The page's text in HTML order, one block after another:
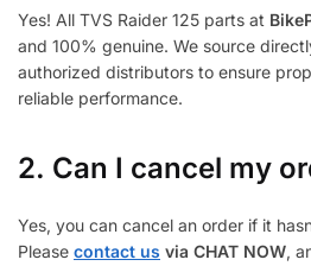
Yes! All TVS Raider 125 parts at
and 100% genuine. We source
authorized distributors to ensure
reliable performance.
2. Can I cancel my
Yes, you can cancel an order if it
Please contact us via CHAT NOW,